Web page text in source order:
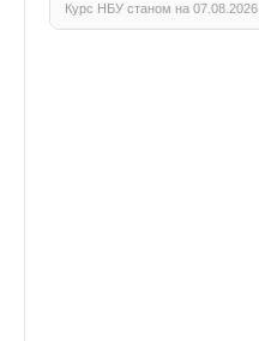
Курс НБУ станом на 07.08.2026